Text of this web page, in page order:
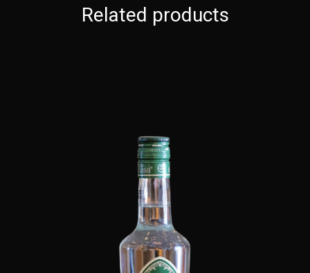
Related products